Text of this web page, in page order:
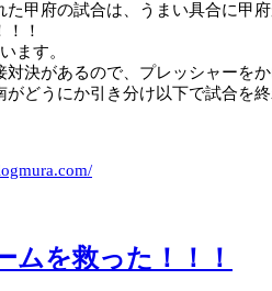
甲府の試合は、うまい具合に甲府
！
ます。
決があるので、プレッシャーを
どうにか引き分け以下で試合を
ムを救った！！！